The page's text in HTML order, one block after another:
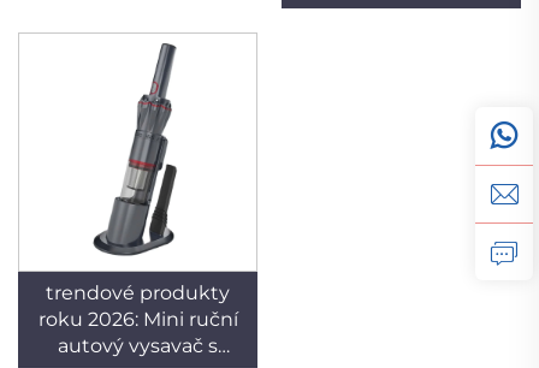
hladinou hluku,
automatickým
ovládáním a USB
nabíjením – vhodný
pro použití v autě i
v hotelu
akumulátorem,
trendové produkty
roku 2026: Mini ruční
autový vysavač s